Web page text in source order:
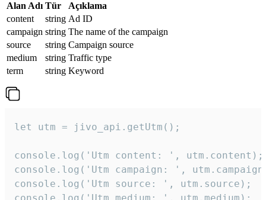
Alan Adı Tür
Açıklama
content
string Ad ID
campaign string The name of the campaign
source
string Campaign source
medium
string Traffic type
term
string Keyword
let utm = jivo_api.getUtm();
console.log('Utm content: ', utm.content);
console.log('Utm campaign: ',
console.log('Utm source: ', utm.source);